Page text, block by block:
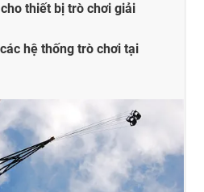
thiết bị trò chơi giải
hệ thống trò chơi tại